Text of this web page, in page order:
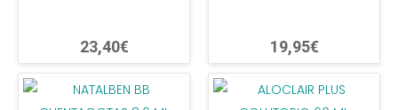
23,40€ 19,95€